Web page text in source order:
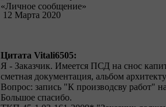
12 Марта 2020
Цитата Vitali6505:
Я - Заказчик. Имеется ПСД на снос
сметная документация, альбом
Вопрос: запись "К производсву работ"
Большое спасибо.